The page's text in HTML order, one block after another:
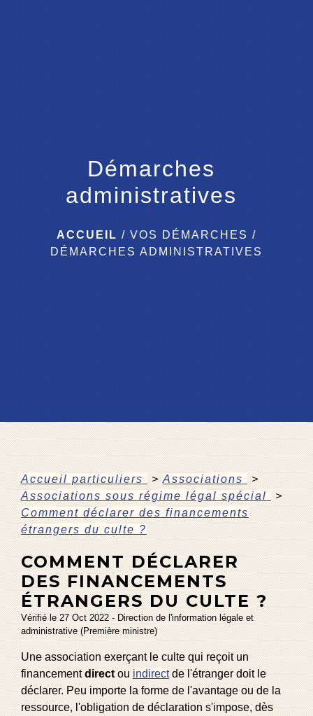
Démarches
administratives
ACCUEIL / VOS DÉMARCHES /
DÉMARCHES ADMINISTRATIVES
Accueil particuliers > Associations
>
Associations sous régime légal spécial
>
Comment déclarer des financements
étrangers du culte ?
COMMENT DÉCLARER
DES FINANCEMENTS
ÉTRANGERS DU CULTE ?
Vérifié le 27 Oct 2022 - Direction de l'information légale et
administrative (Première ministre)
Une association exerçant le culte qui reçoit un
financementdirectou indirectde l'étranger doit le
déclarer. Peu importe la forme de l'avantage ou de la
ressource, l'obligation de déclaration s'impose, dès